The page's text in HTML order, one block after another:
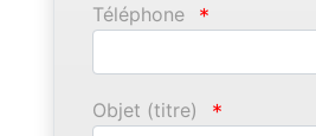
Téléphone *
Objet (titre) *